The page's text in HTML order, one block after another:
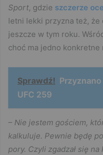
Sport, gdzie szczerze
letni lekki przyzna też,
jeszcze w tym roku.
choć ma jedno
Sprawdź!
UFC 259
– Nie jestem gościem,
kalkuluje. Pewnie będę
pory. Czyli zgadzał się